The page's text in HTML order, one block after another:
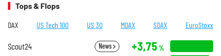
Tops & Flops
DAX US Tech 100 US 30 MDAX SDAX EuroStoxx
Scout24 News +3,75 %